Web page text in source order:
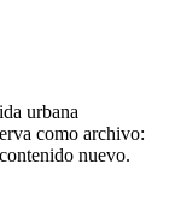
urbana
como archivo:
nuevo.